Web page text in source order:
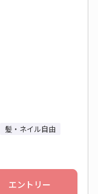
髪・ネイル自由
エントリー